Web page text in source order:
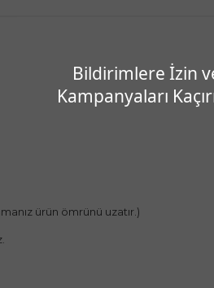
Bildirimlere İzin
Kampanyaları
ürün ömrünü uzatır.)